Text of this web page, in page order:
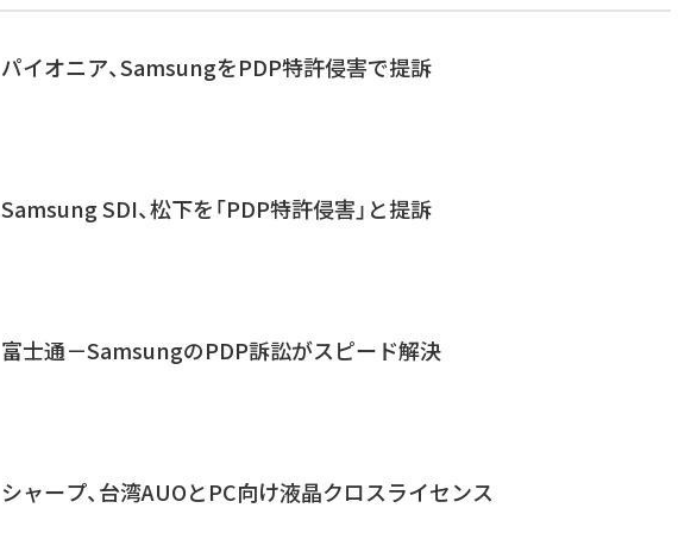
パイオニア、SamsungをPDP特許侵害で提訴
Samsung SDI、松下を「PDP特許侵害」と提訴
富士通－SamsungのPDP訴訟がスピード解決
シャープ、台湾AUOとPC向け液晶クロスライセンス